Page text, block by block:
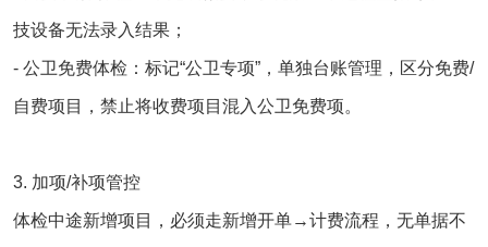
技设备无法录入结果；
- 公卫免费体检：标记“公卫专项”，单独台账管理，区分免费/
自费项目，禁止将收费项目混入公卫免费项。
3. 加项/补项管控
体检中途新增项目，必须走新增开单→计费流程，无单据不